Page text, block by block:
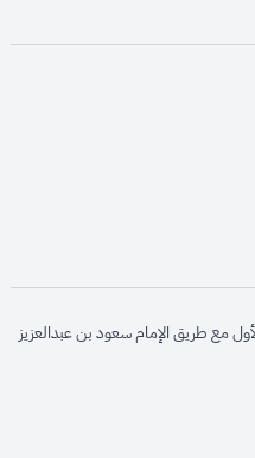
opens in new
مع طريق الإمام سعود بن عبدالعزيز